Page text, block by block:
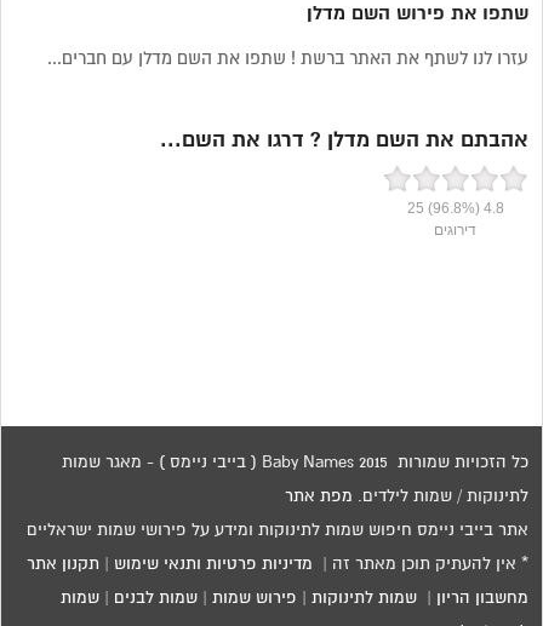
שתפו את פירוש השם מדלן
עזרו לנו לשתף את האתר ברשת ! שתפו את השם מדלן עם חברים...
אהבתם את השם מדלן ? דרגו את השם...
4.8
(96.8%)
25
דירוגים
כל הזכויות שמורות 2015 Baby Names ( בייבי ניימס ) - מאגר שמות
לתינוקות / שמות לילדים. מפת אתר
אתר בייבי ניימס חיפוש שמות לתינוקות ומידע על פירושי שמות ישראליים
* אין להעתיק תוכן מאתר זה | מדיניות פרטיות ותנאי שימוש תקנון אתר
מחשבון הריון |שמות לתינוקות פירוש שמות |שמות לבנים |שמות